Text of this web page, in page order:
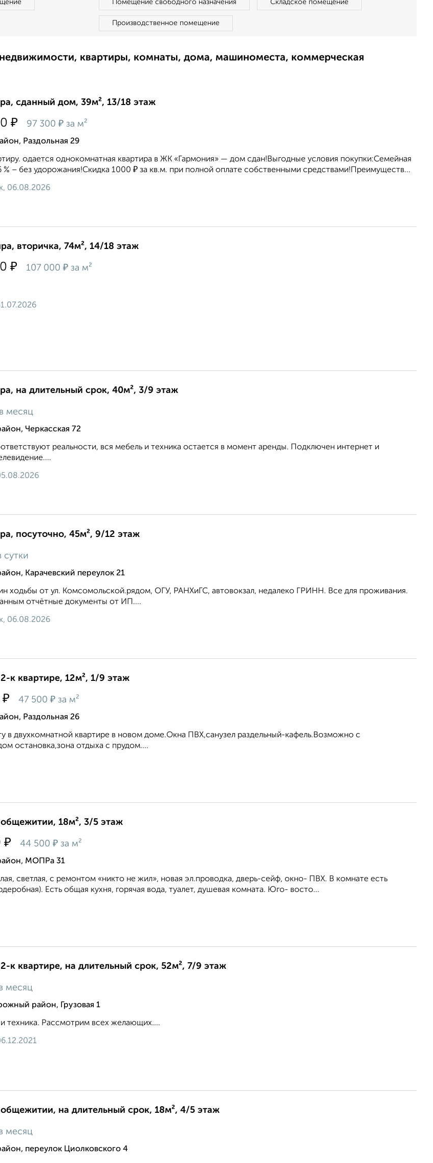
Помещение свободного назначения Складское помещение
Производственное помещение
квартиры, комнаты, дома, машиноместа, коммерческая
сданный дом, 39м², 13/18 этаж
₽ 97 300 ₽ за м²
Раздольная 29
одается однокомнатная квартира в ЖК «Гармония» — дом сдан!Выгодные условия покупки:Семейная
% – без удорожания!Скидка 1000 ₽ за кв.м. при полной оплате собственными средствами!Преимуществ...
06.08.2026
вторичка, 74м², 14/18 этаж
₽ 107 000 ₽ за м²
на длительный срок, 40м², 3/9 этаж
в месяц
Черкасская 72
реальности, вся мебель и техника остается в момент аренды. Подключен интернет и
посуточно, 45м², 9/12 этаж
сутки
Карачевский переулок 21
ходьбы от ул. Комсомольской.рядом, ОГУ, РАНХиГС, автовокзал, недалеко ГРИНН. Все для проживания.
отчётные документы от ИП....
06.08.2026
к квартире, 12м², 1/9 этаж
₽ 47 500 ₽ за м²
Раздольная 26
в двухкомнатной квартире в новом доме.Окна ПВХ,санузел раздельный-кафель.Возможно с
остановка,зона отдыха с прудом....
общежитии, 18м², 3/5 этаж
₽ 44 500 ₽ за м²
МОПРа 31
светлая, с ремонтом «никто не жил», новая эл.проводка, дверь-сейф, окно- ПВХ. В комнате есть
Есть общая кухня, горячая вода, туалет, душевая комната. Юго- восто...
к квартире, на длительный срок, 52м², 7/9 этаж
месяц
район, Грузовая 1
и техника. Рассмотрим всех желающих....
общежитии, на длительный срок, 18м², 4/5 этаж
месяц
переулок Циолковского 4